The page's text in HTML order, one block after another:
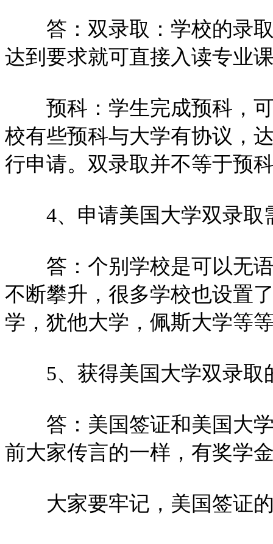
答：双录取：学校的录取
达到要求就可直接入读专业
预科：学生完成预科，可
校有些预科与大学有协议，
行申请。双录取并不等于预
4、申请美国大学双录取
答：个别学校是可以无语
不断攀升，很多学校也设置
学，犹他大学，佩斯大学等
5、获得美国大学双录取
答：美国签证和美国大学
前大家传言的一样，有奖学
大家要牢记，美国签证的